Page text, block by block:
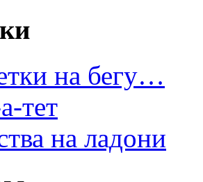
на бегу…
тет
на ладони